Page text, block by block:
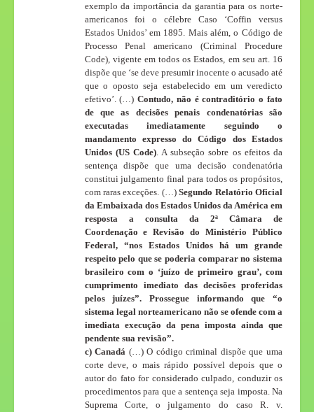
exemplo da importância da garantia para os norte-
americanos foi o célebre Caso ‘Coffin versus
Estados Unidos’ em 1895. Mais além, o Código de
Processo Penal americano (Criminal Procedure
Code), vigente em todos os Estados, em seu art. 16
dispõe que ‘se deve presumir inocente o acusado até
que o oposto seja estabelecido em um veredicto
efetivo’. (…)Contudo, não é contraditório o fato
de que as decisões penais condenatórias são
executadas imediatamente seguindo o
mandamento expresso do Código dos Estados
Unidos (US Code). A subseção sobre os efeitos da
sentença dispõe que uma decisão condenatória
constitui julgamento final para todos os propósitos,
com raras exceções. (…)Segundo Relatório Oficial
da Embaixada dos Estados Unidos da América em
resposta a consulta da 2ª Câmara de
Coordenação e Revisão do Ministério Público
Federal, “nos Estados Unidos há um grande
respeito pelo que se poderia comparar no sistema
brasileiro com o ‘juízo de primeiro grau’, com
cumprimento imediato das decisões proferidas
pelos juízes”. Prossegue informando que “o
sistema legal norteamericano não se ofende com a
imediata execução da pena imposta ainda que
pendente sua revisão”.
c) Canadá (…) O código criminal dispõe que uma
corte deve, o mais rápido possível depois que o
autor do fato for considerado culpado, conduzir os
procedimentos para que a sentença seja imposta. Na
Suprema Corte, o julgamento do caso R. v.